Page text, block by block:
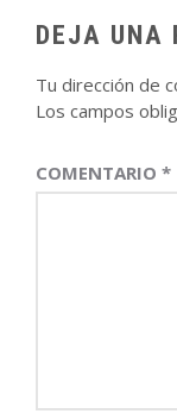
DEJA UNA
Tu dirección de
Los campos
COMENTARIO *